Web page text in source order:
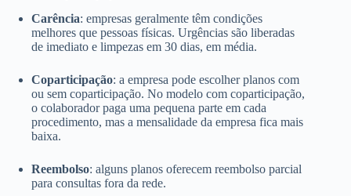
Carência: empresas geralmente têm condições
melhores que pessoas físicas. Urgências são liberadas
de imediato e limpezas em 30 dias, em média.
Coparticipação: a empresa pode escolher planos com
ou sem coparticipação. No modelo com coparticipação,
o colaborador paga uma pequena parte em cada
procedimento, mas a mensalidade da empresa fica mais
baixa.
Reembolso: alguns planos oferecem reembolso parcial
para consultas fora da rede.